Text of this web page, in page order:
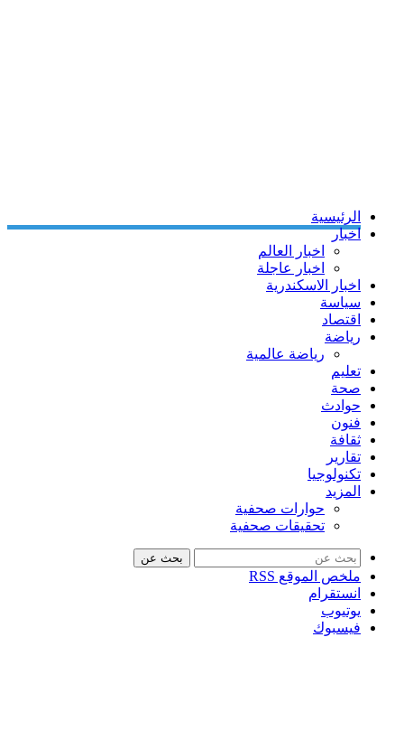
الرئيسية
اخبار
اخبار العالم
اخبار عاجلة
اخبار الاسكندرية
سياسة
اقتصاد
رياضة
رياضة عالمية
تعليم
صحة
حوادث
فنون
ثقافة
تقارير
تكنولوجيا
المزيد
حوارات صحفية
تحقيقات صحفية
بحث عن
ملخص الموقع RSS
انستقرام
يوتيوب
فيسبوك